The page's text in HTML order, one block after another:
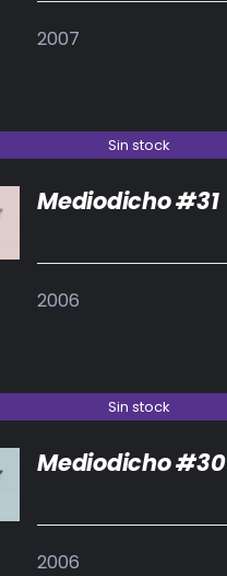
2007
Sin stock
Mediodicho #31
2006
Sin stock
Mediodicho #30
2006